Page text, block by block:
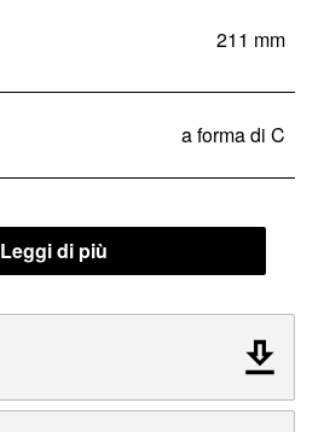
211 mm
a forma di C
Leggi di più